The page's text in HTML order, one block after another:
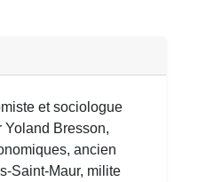
et sociologue
Yoland Bresson,
ancien
Saint-Maur, milite